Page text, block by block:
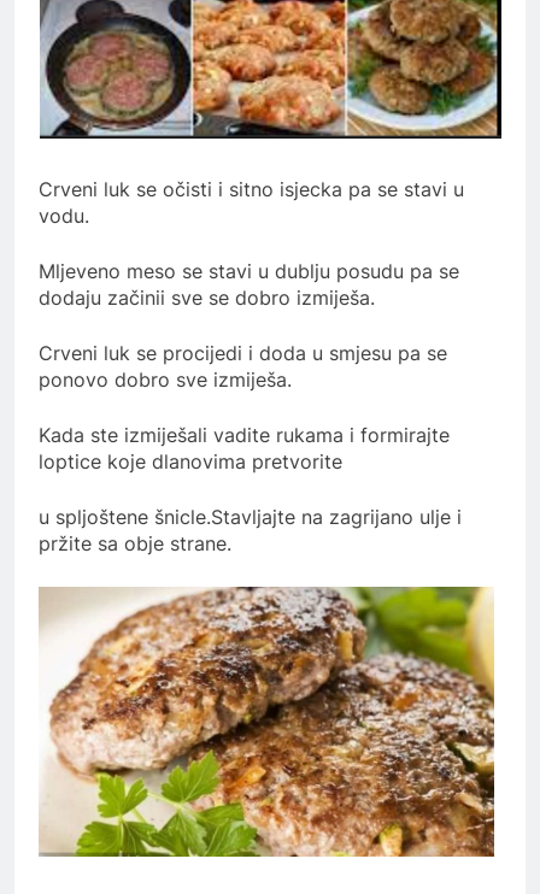
Crveni luk se očisti i sitno isjecka pa se stavi u
vodu.
Mljeveno meso se stavi u dublju posudu pa se
dodaju začinii sve se dobro izmiješa.
Crveni luk se procijedi i doda u smjesu pa se
ponovo dobro sve izmiješa.
Kada ste izmiješali vadite rukama i formirajte
loptice koje dlanovima pretvorite
u spljoštene šnicle.Stavljajte na zagrijano ulje i
pržite sa obje strane.